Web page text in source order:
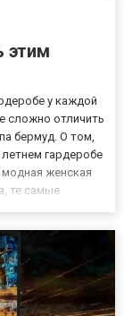
этим
у каждой
сложно отличить
бермуд. О том,
гардеробе
модная женская
те самые